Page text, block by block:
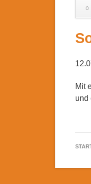
Mit
und